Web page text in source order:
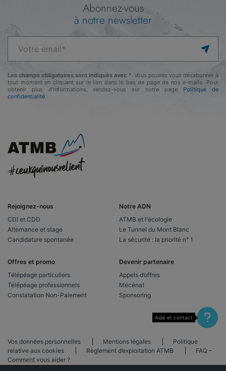
Abonnez-vous
à notre newsletter
Les champs obligatoires sont indiqués avec *. Vous pouvez vous désabonner à
tout moment en cliquant sur le lien dans le bas de page de nos e-mails. Pour
obtenir plus d'informations, rendez-vous sur notre page Politique de
confidentialité.
Aide et contact
Rejoignez-nous
CDI et CDD
Alternance et stage
Candidature spontanée
Notre ADN
ATMB et l'écologie
Le Tunnel du Mont Blanc
La sécurité : la priorité n° 1
Offres et promo
Télépéage particuliers
Télépéage professionnels
Constatation Non-Paiement
Devenir partenaire
Appels d’offres
Mécénat
Sponsoring
Vos données personnelles Mentions légales
Politique
relative aux cookies
Règlement d’exploitation ATMB
FAQ –
Comment vous aider ?